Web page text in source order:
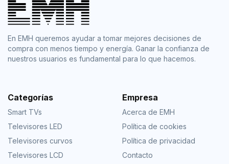
En EMH queremos ayudar a tomar mejores decisiones de
compra con menos tiempo y energía. Ganar la confianza de
nuestros usuarios es fundamental para lo que hacemos.
Categorías
Smart TVs
Televisores LED
Televisores curvos
Televisores LCD
Empresa
Acerca de EMH
Política de cookies
Política de privacidad
Contacto